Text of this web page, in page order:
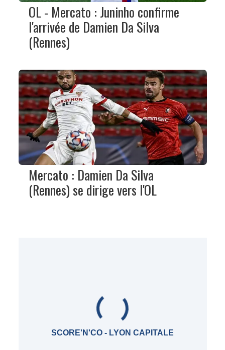
OL - Mercato : Juninho confirme
l'arrivée de Damien Da Silva
(Rennes)
Mercato : Damien Da Silva
(Rennes) se dirige vers l'OL
SCORE'N'CO - LYON CAPITALE